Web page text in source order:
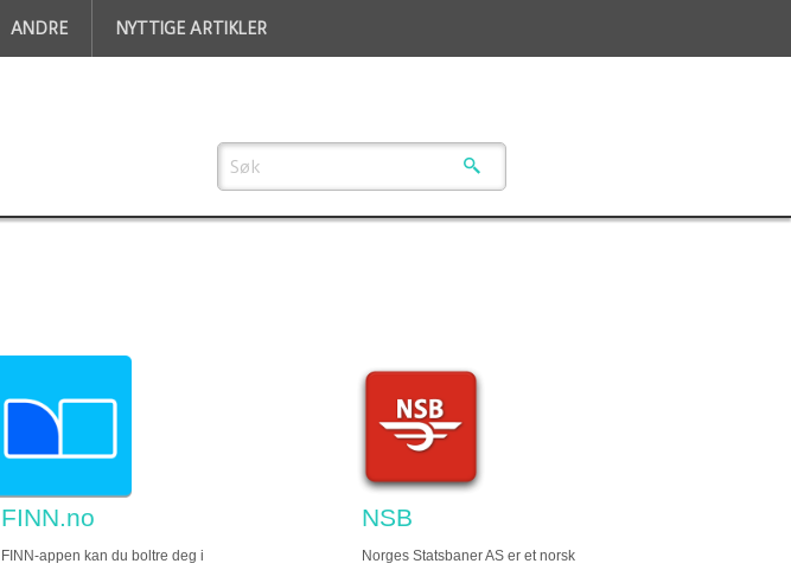
ANDRE NYTTIGE ARTIKLER
FINN.no
FINN-appen kan du boltre deg i
NSB
Norges Statsbaner AS er et norsk